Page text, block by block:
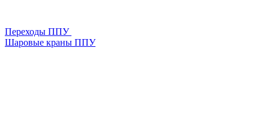
Переходы ППУ
Шаровые краны ППУ